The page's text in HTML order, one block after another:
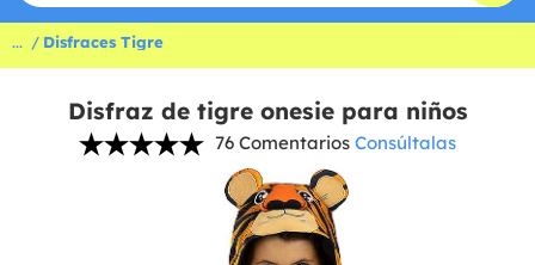
... Disfraces Tigre
Disfraz de tigre onesie para niños
76 Comentarios Consúltalas